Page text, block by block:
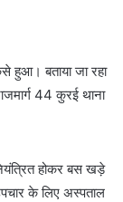
हुआ। बताया जा रहा
44 कुरई थाना
होकर बस खड़े
के लिए अस्पताल